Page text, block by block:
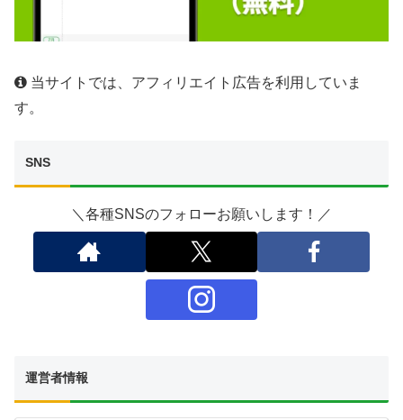
当サイトでは、アフィリエイト広告を利用していま
す。
SNS
＼各種SNSのフォローお願いします！／
運営者情報